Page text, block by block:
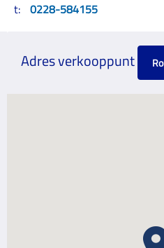
t: 0228-584155
Adres verkooppunt